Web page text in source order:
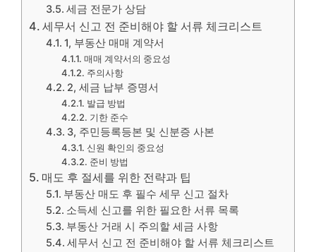
세금 전문가 상담
세무서 신고 전 준비해야 할 서류 체크리스트
1, 부동산 매매 계약서
매매 계약서의 중요성
주의사항
2, 세금 납부 증명서
발급 방법
기한 준수
3, 주민등록등본 및 신분증 사본
신원 확인의 중요성
준비 방법
매도 후 절세를 위한 전략과 팁
부동산 매도 후 필수 세무 신고 절차
소득세 신고를 위한 필요한 서류 목록
부동산 거래 시 주의할 세금 사항
세무서 신고 전 준비해야 할 서류 체크리스트